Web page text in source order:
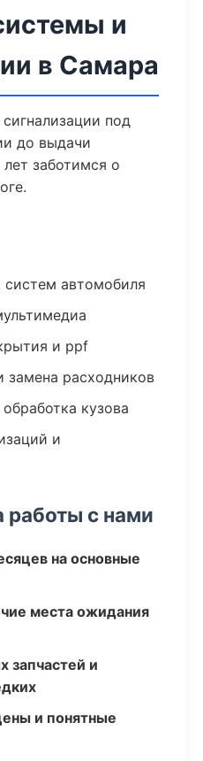
и
в Самара
под
до выдачи
заботимся о
систем автомобиля
и ppf
замена расходников
кузова
и
с нами
на основные
места ожидания
запчастей и
и понятные